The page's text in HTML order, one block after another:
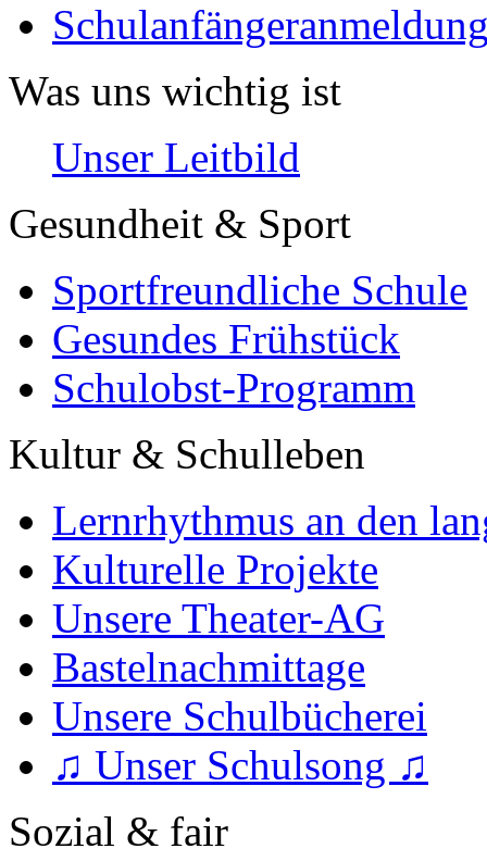
Was uns wichtig ist
Unser Leitbild
Gesundheit & Sport
Sportfreundliche Schule
Gesundes Frühstück
Schulobst-Programm
Kultur & Schulleben
Lernrhythmus an den
Kulturelle Projekte
Unsere Theater-AG
Bastelnachmittage
Unsere Schulbücherei
♫ Unser Schulsong ♫
Sozial & fair